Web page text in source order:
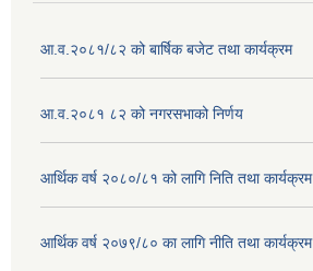
आ.व.२०८१/८२ को बार्षिक बजेट तथा कार्यक्रम
आ.व.२०८१ ८२ को नगरसभाको निर्णय
आर्थिक वर्ष २०८०/८१ को लागि निति तथा कार्यक्रम
आर्थिक वर्ष २०७९/८० का लागि नीति तथा कार्यक्रम